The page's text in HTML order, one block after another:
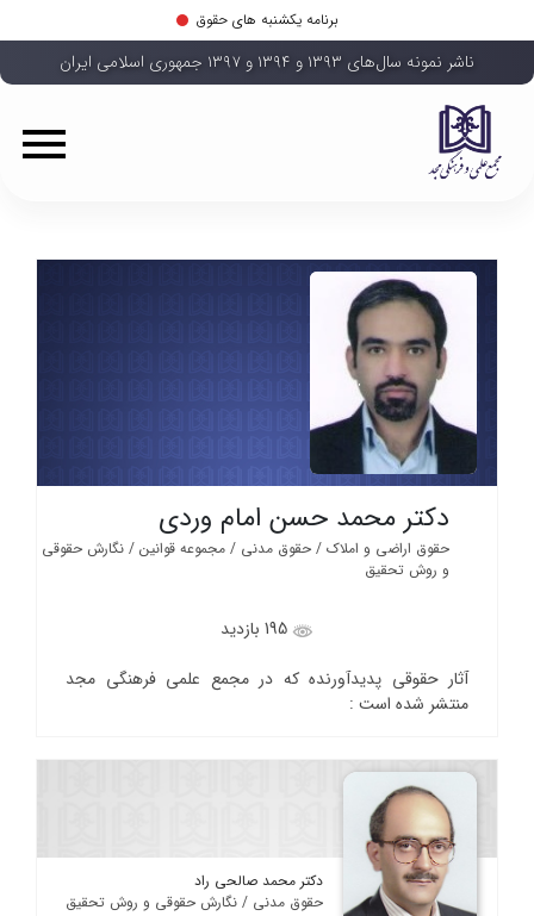
برنامه یکشنبه های حقوق
ناشر نمونه سال‌های ۱۳۹۳ و ۱۳۹۴ و ۱۳۹۷ جمهوری اسلامی ایران
دکتر محمد حسن امام وردی
حقوق اراضی و املاک / حقوق مدنی / مجموعه قوانین / نگارش حقوقی
و روش تحقیق
آثار حقوقی پدیدآورنده که در مجمع علمی فرهنگی مجد
منتشر شده است :
دکتر محمد صالحی راد
حقوق مدنی / نگارش حقوقی و روش تحقیق